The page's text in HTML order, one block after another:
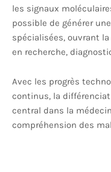
les signaux
possible de générer
spécialisées, ouvrant
en recherche,
Avec les progrès
continus, la
central dans la
compréhension des